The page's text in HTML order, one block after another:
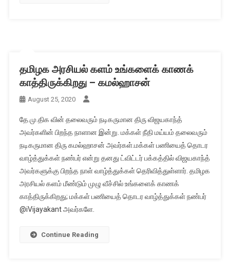
தமிழக அரசியல் களம் உங்களைக் காணக்
காத்திருக்கிறது – கமல்ஹாசன்
August 25, 2020
தே.மு.திக வின் தலைவரும் நடிகருமான திரு விஜயகாந்த்
அவர்களின் பிறந்த நாளான இன்று. மக்கள் நீதி மய்யம் தலைவரும்
நடிகருமான திரு கமல்ஹாசன் அவர்கள்.மக்கள் பணியைத் தொடர
வாழ்த்துக்கள் நண்பர் என்று தனது ட்விட்டர் பக்கத்தில் விஜயகாந்த்
அவர்களுக்கு பிறந்த நாள் வாழ்த்துக்கள் தெரிவித்துள்ளார். தமிழக
அரசியல் களம் மீண்டும் முழு வீச்சில் உங்களைக் காணக்
காத்திருக்கிறது; மக்கள் பணியைத் தொடர வாழ்த்துக்கள் நண்பர்
@iVijayakant அவர்களே.
Continue Reading